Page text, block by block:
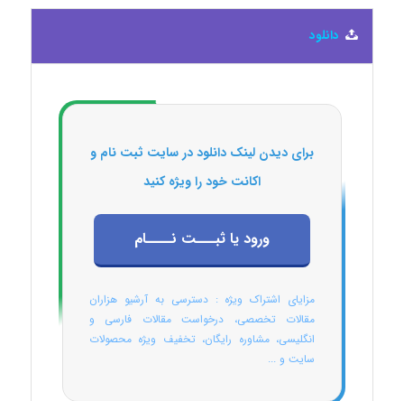
دانلود
برای دیدن لینک دانلود در سایت ثبت نام و
اکانت خود را ویژه کنید
ورود یا ثبـــت نــــام
مزایای اشتراک ویژه : دسترسی به آرشیو هزاران
مقالات تخصصی، درخواست مقالات فارسی و
انگلیسی، مشاوره رایگان، تخفیف ویژه محصولات
سایت و ...